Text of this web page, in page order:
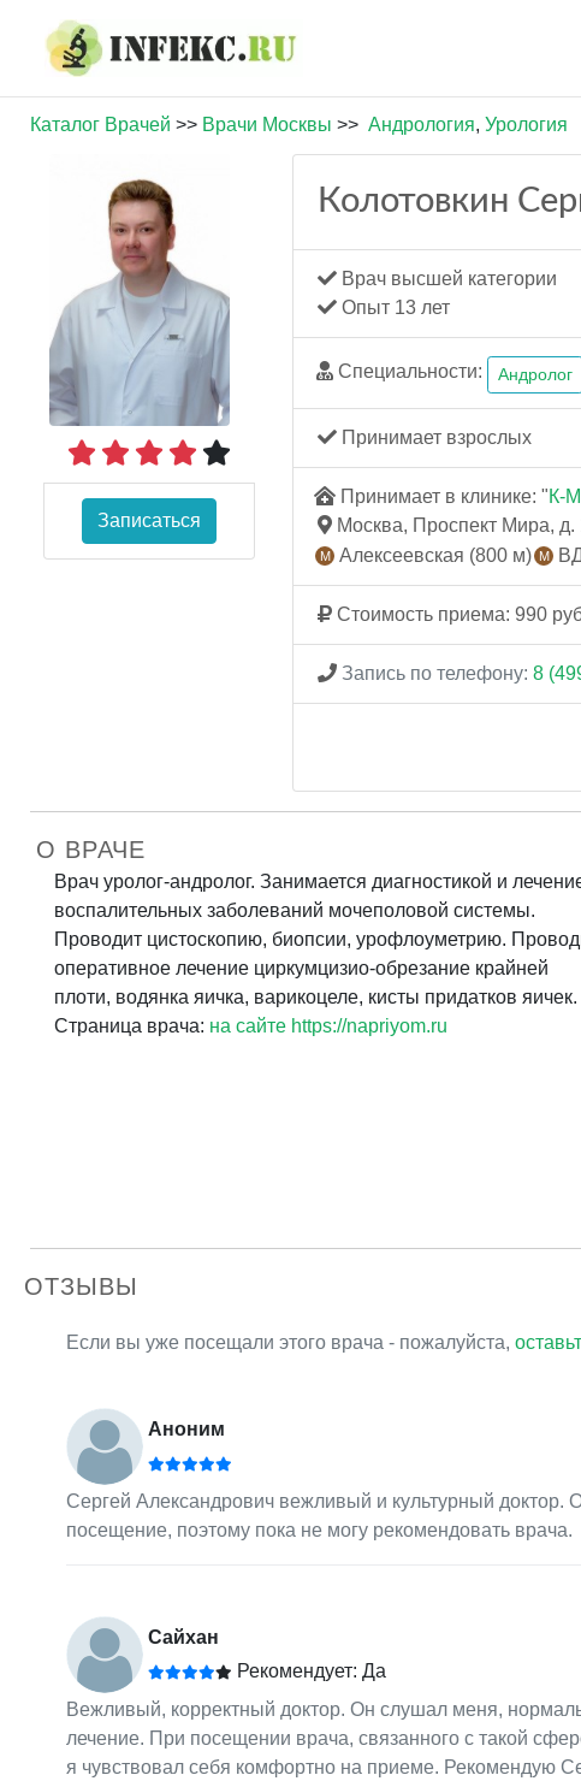
Каталог Врачей >> Врачи Москвы >> Андрология, Урология
Записаться
Колотовкин
Врач высшей категории
Опыт 13 лет
Специальности: Андролог
Принимает взрослых
Принимает в клинике: "К-
Москва, Проспект Мира, д.
Алексеевская (800 м)
Стоимость приема: 990
Запись по телефону: 8
О ВРАЧЕ
Врач уролог-андролог. Занимается диагностикой и
воспалительных заболеваний мочеполовой системы.
Проводит цистоскопию, биопсии, урофлоуметрию.
оперативное лечение циркумцизио-обрезание крайней
плоти, водянка яичка, варикоцеле, кисты придатков яичек.
Страница врача: на сайте https://napriyom.ru
ОТЗЫВЫ
Если вы уже посещали этого врача - пожалуйста,
Аноним
Сергей Александрович вежливый и культурный
посещение, поэтому пока не могу рекомендовать врача.
Сайхан
Рекомендует: Да
Вежливый, корректный доктор. Он слушал меня,
лечение. При посещении врача, связанного с такой
я чувствовал себя комфортно на приеме. Рекомендую